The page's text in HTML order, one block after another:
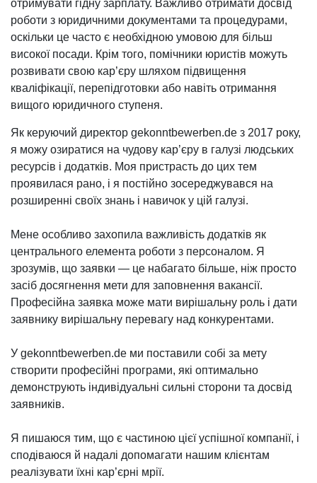
отримувати гідну зарплату. Важливо отримати досвід
роботи з юридичними документами та процедурами,
оскільки це часто є необхідною умовою для більш
високої посади. Крім того, помічники юристів можуть
розвивати свою кар’єру шляхом підвищення
кваліфікації, перепідготовки або навіть отримання
вищого юридичного ступеня.
Як керуючий директор gekonntbewerben.de з 2017 року,
я можу озиратися на чудову кар’єру в галузі людських
ресурсів і додатків. Моя пристрасть до цих тем
проявилася рано, і я постійно зосереджувався на
розширенні своїх знань і навичок у цій галузі.
Мене особливо захопила важливість додатків як
центрального елемента роботи з персоналом. Я
зрозумів, що заявки — це набагато більше, ніж просто
засіб досягнення мети для заповнення вакансії.
Професійна заявка може мати вирішальну роль і дати
заявнику вирішальну перевагу над конкурентами.
У gekonntbewerben.de ми поставили собі за мету
створити професійні програми, які оптимально
демонструють індивідуальні сильні сторони та досвід
заявників.
Я пишаюся тим, що є частиною цієї успішної компанії, і
сподіваюся й надалі допомагати нашим клієнтам
реалізувати їхні кар’єрні мрії.